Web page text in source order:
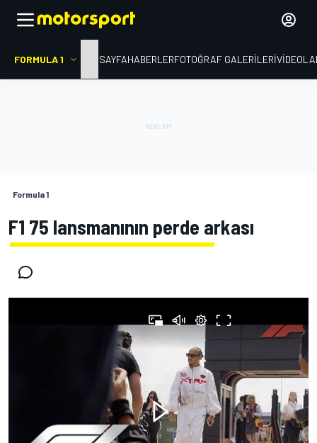
FORMULA 1 ANA SAYFAHABERLERFOTOĞRAF GALERILERI
Formula 1
F1 75 lansmanının perde arkası